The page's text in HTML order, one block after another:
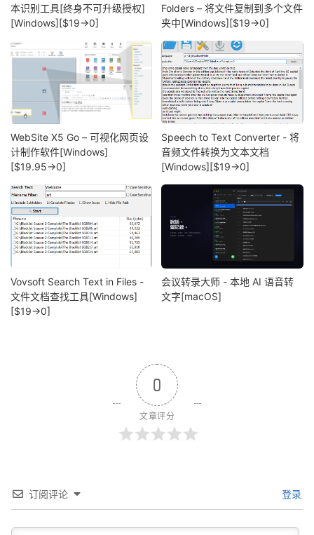
本识别工具[终身不可升级授权]
[Windows][$19→0]
Folders – 将文件复制到多个文件
夹中[Windows][$19→0]
WebSite X5 Go – 可视化网页设
计制作软件[Windows]
[$19.95→0]
Speech to Text Converter - 将
音频文件转换为文本文档
[Windows][$19→0]
Vovsoft Search Text in Files -
文件文档查找工具[Windows]
[$19→0]
会议转录大师 - 本地 AI 语音转
文字[macOS]
0
文章评分
订阅评论 登录